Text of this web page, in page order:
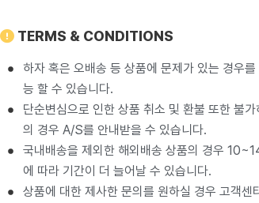
TERMS & CONDITIONS
하자 혹은 오배송 등 상품에 문제가 있는 경우
능 할 수 있습니다.
단순변심으로 인한 상품 취소 및 환불 또한 불
의 경우 A/S를 안내받을 수 있습니다.
국내배송을 제외한 해외배송 상품의 경우
에 따라 기간이 더 늘어날 수 있습니다.
상품에 대한 제사한 문의를 원하실 경우 고객센